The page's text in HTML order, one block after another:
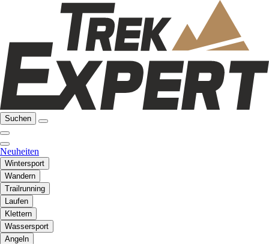
Suchen
Neuheiten
Wintersport
Wandern
Trailrunning
Laufen
Klettern
Wassersport
Angeln